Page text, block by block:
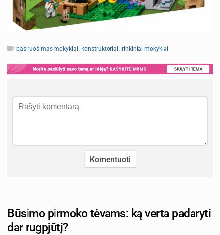
pasiruošimas mokyklai, konstruktoriai, rinkiniai mokyklai
Būsimo pirmoko tėvams: ką verta padaryti
dar rugpjūtį?